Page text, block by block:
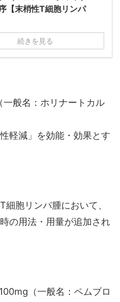
【末梢性T細胞リンパ
続きを見る
般名：ホリナートカル
軽減」を効能・効果とす
胞リンパ腫において、
の用法・用量が追加され
（一般名：ペムブロ